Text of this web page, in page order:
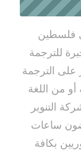
فلسطين
للترجمة
على الترجمة
أو من اللغة
التنوير
ساعات
بكافة